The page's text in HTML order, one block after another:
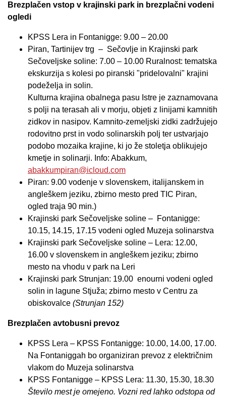
Brezplačen vstop v krajinski park in brezplačni vodeni
ogledi
KPSS Lera in Fontanigge: 9.00 – 20.00
Piran, Tartinijev trg – Sečovlje in Krajinski park
Sečoveljske soline: 7.00 – 10.00 Ruralnost: tematska
ekskurzija s kolesi po piranski "pridelovalni" krajini
podeželja in solin.
Kulturna krajina obalnega pasu Istre je zaznamovana
s polji na terasah ali v morju, objeti z linijami kamnitih
zidkov in nasipov. Kamnito-zemeljski zidki zadržujejo
rodovitno prst in vodo solinarskih polj ter ustvarjajo
podobo mozaika krajine, ki jo že stoletja oblikujejo
kmetje in solinarji. Info: Abakkum,
abakkumpiran@icloud.com
Piran: 9.00 vodenje v slovenskem, italijanskem in
angleškem jeziku, zbirno mesto pred TIC Piran,
ogled traja 90 min.)
Krajinski park Sečoveljske soline – Fontanigge:
10.15, 14.15, 17.15 vodeni ogled Muzeja solinarstva
Krajinski park Sečoveljske soline – Lera: 12.00,
16.00 v slovenskem in angleškem jeziku; zbirno
mesto na vhodu v park na Leri
Krajinski park Strunjan: 19.00 enourni vodeni ogled
solin in lagune Stjuža; zbirno mesto v Centru za
obiskovalce (Strunjan 152)
Brezplačen avtobusni prevoz
KPSS Lera – KPSS Fontanigge: 10.00, 14.00, 17.00.
Na Fontaniggah bo organiziran prevoz z električnim
vlakom do Muzeja solinarstva
KPSS Fontanigge – KPSS Lera: 11.30, 15.30, 18.30
Število mest je omejeno. Vozni red lahko odstopa od